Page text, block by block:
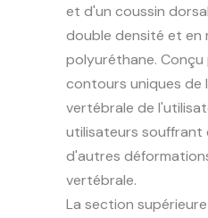
et d'un coussin
double densité et en
polyuréthane.
contours uniques de
vertébrale de
utilisateurs souffrant
d'autres
vertébrale.
La section